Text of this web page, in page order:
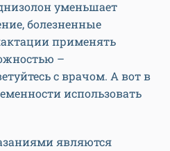
уменьшает
болезненные
применять
–
с врачом. А вот в
использовать
являются